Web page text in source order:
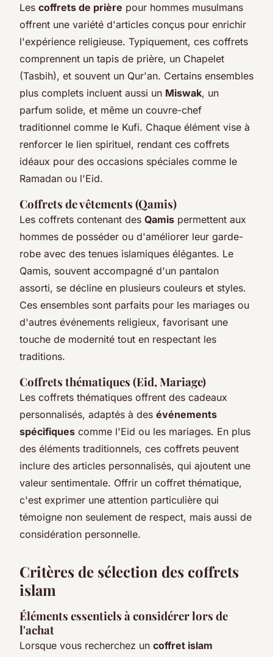
Les coffrets de prière pour hommes musulmans
offrent une variété d'articles conçus pour enrichir
l'expérience religieuse. Typiquement, ces coffrets
comprennent un tapis de prière, un Chapelet
(Tasbih), et souvent un Qur'an. Certains ensembles
plus complets incluent aussi un Miswak, un
parfum solide, et même un couvre-chef
traditionnel comme le Kufi. Chaque élément vise à
renforcer le lien spirituel, rendant ces coffrets
idéaux pour des occasions spéciales comme le
Ramadan ou l'Eid.
Coffrets de vêtements (Qamis)
Les coffrets contenant des Qamis permettent aux
hommes de posséder ou d'améliorer leur garde-
robe avec des tenues islamiques élégantes. Le
Qamis, souvent accompagné d'un pantalon
assorti, se décline en plusieurs couleurs et styles.
Ces ensembles sont parfaits pour les mariages ou
d'autres événements religieux, favorisant une
touche de modernité tout en respectant les
traditions.
Coffrets thématiques (Eid, Mariage)
Les coffrets thématiques offrent des cadeaux
personnalisés, adaptés à des événements
spécifiques comme l'Eid ou les mariages. En plus
des éléments traditionnels, ces coffrets peuvent
inclure des articles personnalisés, qui ajoutent une
valeur sentimentale. Offrir un coffret thématique,
c'est exprimer une attention particulière qui
témoigne non seulement de respect, mais aussi de
considération personnelle.
Critères de sélection des coffrets
islam
Éléments essentiels à considérer lors de
l'achat
Lorsque vous recherchez un coffret islam